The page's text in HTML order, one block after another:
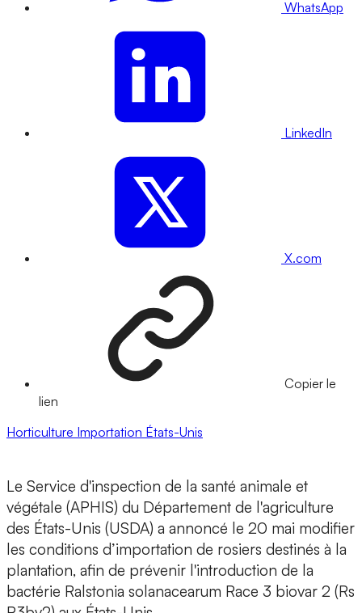
WhatsApp
LinkedIn
X.com
Copier le
lien
Horticulture Importation États-Unis
Le Service d'inspection de la santé animale et
végétale (APHIS) du Département de l'agriculture
des États-Unis (USDA) a annoncé le 20 mai modifier
les conditions d’importation de rosiers destinés à la
plantation, afin de prévenir l'introduction de la
bactérie Ralstonia solanacearum Race 3 biovar 2 (Rs